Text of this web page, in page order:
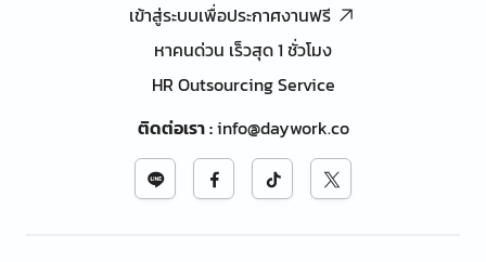
เข้าสู่ระบบเพื่อประกาศงานฟรี
หาคนด่วน เร็วสุด 1 ชั่วโมง
HR Outsourcing Service
ติดต่อเรา:info@daywork.co